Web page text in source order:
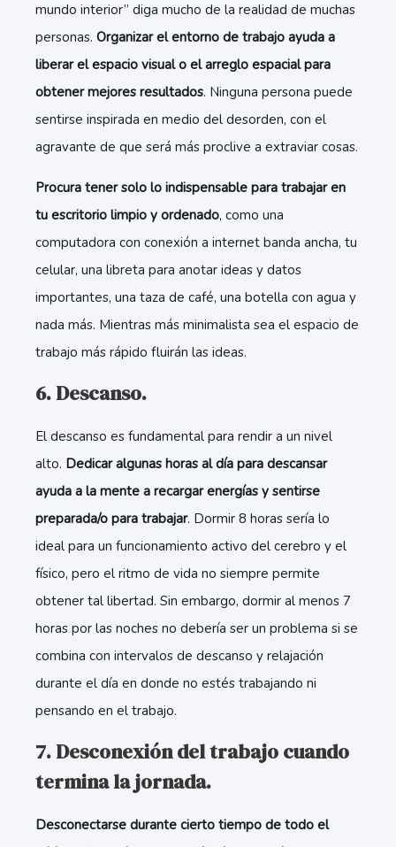
mundo interior” diga mucho de la realidad de muchas
personas. Organizar el entorno de trabajo ayuda a
liberar el espacio visual o el arreglo espacial para
obtener mejores resultados. Ninguna persona puede
sentirse inspirada en medio del desorden, con el
agravante de que será más proclive a extraviar cosas.
Procura tener solo lo indispensable para trabajar en
tu escritorio limpio y ordenado, como una
computadora con conexión a internet banda ancha, tu
celular, una libreta para anotar ideas y datos
importantes, una taza de café, una botella con agua y
nada más. Mientras más minimalista sea el espacio de
trabajo más rápido fluirán las ideas.
6. Descanso.
El descanso es fundamental para rendir a un nivel
alto. Dedicar algunas horas al día para descansar
ayuda a la mente a recargar energías y sentirse
preparada/o para trabajar. Dormir 8 horas sería lo
ideal para un funcionamiento activo del cerebro y el
físico, pero el ritmo de vida no siempre permite
obtener tal libertad. Sin embargo, dormir al menos 7
horas por las noches no debería ser un problema si se
combina con intervalos de descanso y relajación
durante el día en donde no estés trabajando ni
pensando en el trabajo.
7. Desconexión del trabajo cuando
termina la jornada.
Desconectarse durante cierto tiempo de todo el